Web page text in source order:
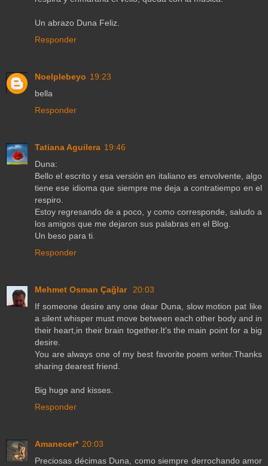
Un abrazo Duna Feliz.
Responder
Noelplebeyo 19:23
bella
Responder
Tatiana Aguilera 19:46
Duna:
Bello el escrito y esa versión en italiano es envolvente, algo
tiene ese idioma que siempre me deja a contratiempo en el
respiro.
Estoy regresando de a poco, y como corresponde, saludo a
los amigos que me dejaron sus palabras en el Blog.
Un beso para ti.
Responder
Mehmet Osman Çağlar
20:03
If someone desire any one dear Duna, slow motion pat like
a silent whisper must move between each other body and in
their heart,in their brain together.It's the main point for a big
desire.
You are always one of my best favorite poem writer.Thanks
sharing dearest friend.
Big huge and kisses.
Responder
Amanecer* 20:03
Preciosas décimas Duna, como siempre derrochando amor